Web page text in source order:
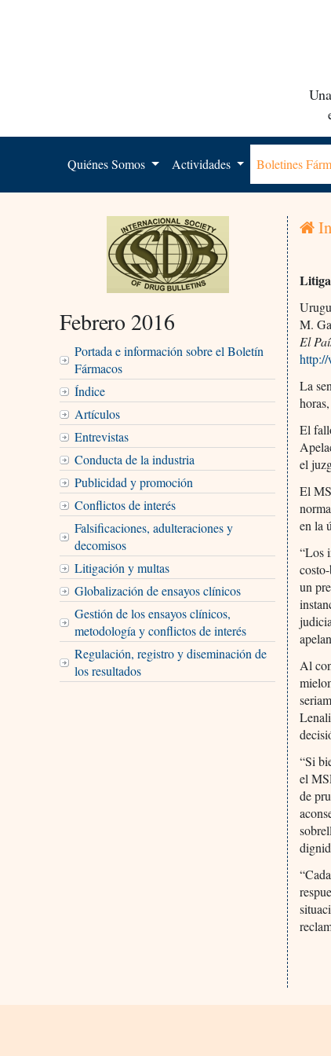
Quiénes Somos Actividades Boletines
Febrero 2016
Portada e información sobre el Boletín
Fármacos
Índice
Artículos
Entrevistas
Conducta de la industria
Publicidad y promoción
Conflictos de interés
Falsificaciones, adulteraciones y
decomisos
Litigación y multas
Globalización de ensayos clínicos
Gestión de los ensayos clínicos,
metodología y conflictos de interés
Regulación, registro y diseminación de
los resultados
M.
El
La
El
el
El
en la
“Los
un
Al
“Si
el
de